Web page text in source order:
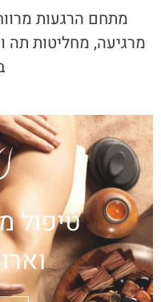
מתחם הרגעות
מרגיעה, מחליטות תה
טיפול